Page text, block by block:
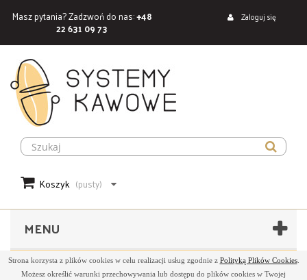
Zaloguj się
Masz pytania? Zadzwoń do nas:+48
22 631 09 73
Koszyk (pusty)
MENU
Strona korzysta z plików cookies w celu realizacji usług zgodnie z Polityką Plików Cookies.
Możesz określić warunki przechowywania lub dostępu do plików cookies w Twojej